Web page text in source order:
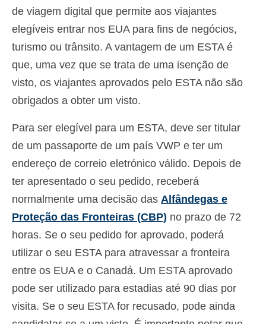
de viagem digital que permite aos viajantes
elegíveis entrar nos EUA para fins de negócios,
turismo ou trânsito. A vantagem de um ESTA é
que, uma vez que se trata de uma isenção de
visto, os viajantes aprovados pelo ESTA não são
obrigados a obter um visto.
Para ser elegível para um ESTA, deve ser titular
de um passaporte de um país VWP e ter um
endereço de correio eletrónico válido. Depois de
ter apresentado o seu pedido, receberá
normalmente uma decisão das Alfândegas e
Proteção das Fronteiras (CBP) no prazo de 72
horas. Se o seu pedido for aprovado, poderá
utilizar o seu ESTA para atravessar a fronteira
entre os EUA e o Canadá. Um ESTA aprovado
pode ser utilizado para estadias até 90 dias por
visita. Se o seu ESTA for recusado, pode ainda